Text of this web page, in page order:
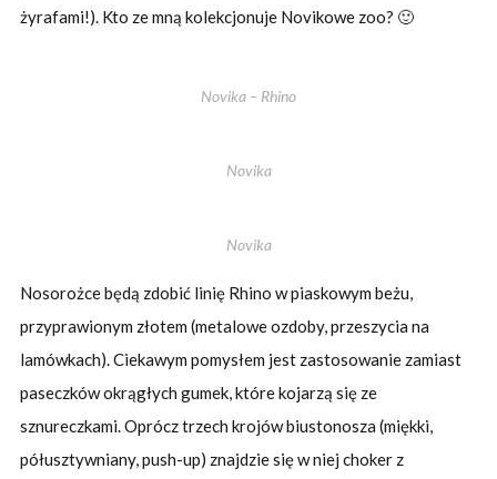
żyrafami!). Kto ze mną kolekcjonuje Novikowe zoo? 🙂
Novika – Rhino
Novika
Novika
Nosorożce będą zdobić linię Rhino w piaskowym beżu,
przyprawionym złotem (metalowe ozdoby, przeszycia na
lamówkach). Ciekawym pomysłem jest zastosowanie zamiast
paseczków okrągłych gumek, które kojarzą się ze
sznureczkami. Oprócz trzech krojów biustonosza (miękki,
półusztywniany, push-up) znajdzie się w niej choker z